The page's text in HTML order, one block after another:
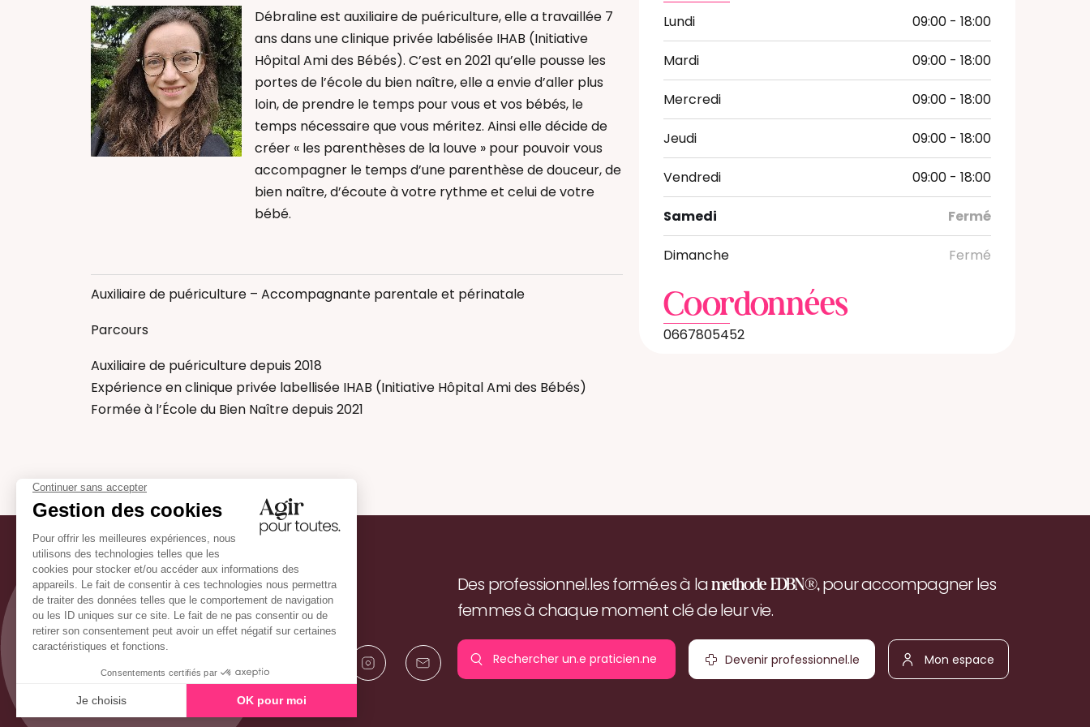
Débraline est auxiliaire de puériculture, elle a travaillée 7
ans dans une clinique privée labélisée IHAB (Initiative
Hôpital Ami des Bébés). C’est en 2021 qu’elle pousse les
portes de l’école du bien naître, elle a envie d’aller plus
loin, de prendre le temps pour vous et vos bébés, le
temps nécessaire que vous méritez. Ainsi elle décide de
créer « les parenthèses de la louve » pour pouvoir vous
accompagner le temps d’une parenthèse de douceur, de
bien naître, d’écoute à votre rythme et celui de votre
bébé.
Auxiliaire de puériculture – Accompagnante parentale et périnatale
Parcours
Auxiliaire de puériculture depuis 2018
Expérience en clinique privée labellisée IHAB (Initiative Hôpital Ami des Bébés)
Formée à l’École du Bien Naître depuis 2021
Lundi 09:00 - 18:00
Mardi 09:00 - 18:00
Mercredi 09:00 - 18:00
Jeudi 09:00 - 18:00
Vendredi 09:00 - 18:00
Samedi Fermé
Dimanche Fermé
Coordonnées
0667805452
Des professionnel.les formé.es à lamethode EDBN®,pour accompagner les
femmes à chaque moment clé de leur vie.
Rechercher un.e
praticien.ne
Devenir
professionnel.le
Mon
espace